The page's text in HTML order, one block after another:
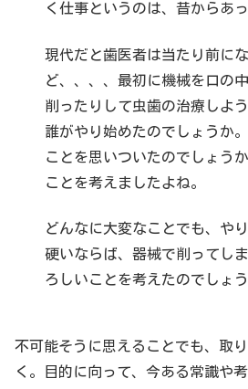
く仕事というのは、昔からあ
現代だと歯医者は当たり前に
ど、、、、最初に機械を口の
削ったりして虫歯の治療しよ
誰がやり始めたのでしょうか
ことを思いついたのでしょう
ことを考えましたよね。
どんなに大変なことでも、や
硬いならば、器械で削ってし
ろしいことを考えたのでしょう
不可能そうに思えることでも、取
く。目的に向って、今ある常識や